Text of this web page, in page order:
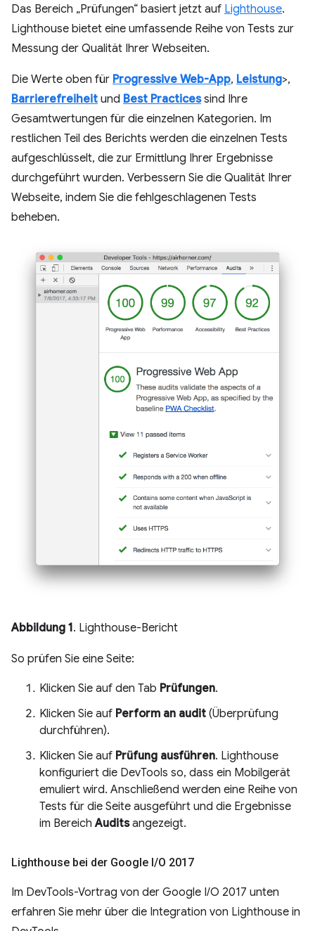
Das Bereich „Prüfungen“ basiert jetzt auf Lighthouse.
Lighthouse bietet eine umfassende Reihe von Tests zur
Messung der Qualität Ihrer Webseiten.
Die Werte oben für Progressive Web-App, Leistung>,
Barrierefreiheit und Best Practicessind Ihre
Gesamtwertungen für die einzelnen Kategorien. Im
restlichen Teil des Berichts werden die einzelnen Tests
aufgeschlüsselt, die zur Ermittlung Ihrer Ergebnisse
durchgeführt wurden. Verbessern Sie die Qualität Ihrer
Webseite, indem Sie die fehlgeschlagenen Tests
beheben.
Abbildung 1. Lighthouse-Bericht
So prüfen Sie eine Seite:
Klicken Sie auf den Tab Prüfungen.
Klicken Sie auf Perform an audit (Überprüfung
durchführen).
Klicken Sie auf Prüfung ausführen. Lighthouse
konfiguriert die DevTools so, dass ein Mobilgerät
emuliert wird. Anschließend werden eine Reihe von
Tests für die Seite ausgeführt und die Ergebnisse
im BereichAuditsangezeigt.
Lighthouse bei der Google I/O 2017
Im DevTools-Vortrag von der Google I/O 2017 unten
erfahren Sie mehr über die Integration von Lighthouse in